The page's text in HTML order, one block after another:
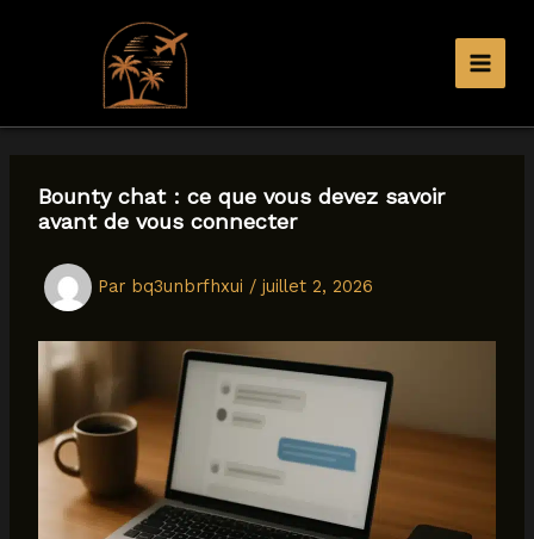
Aller
contenuBounty chat : ce que vous devez savoir
avant de vous connecter
Par bq3unbrfhxui / juillet 2, 2026